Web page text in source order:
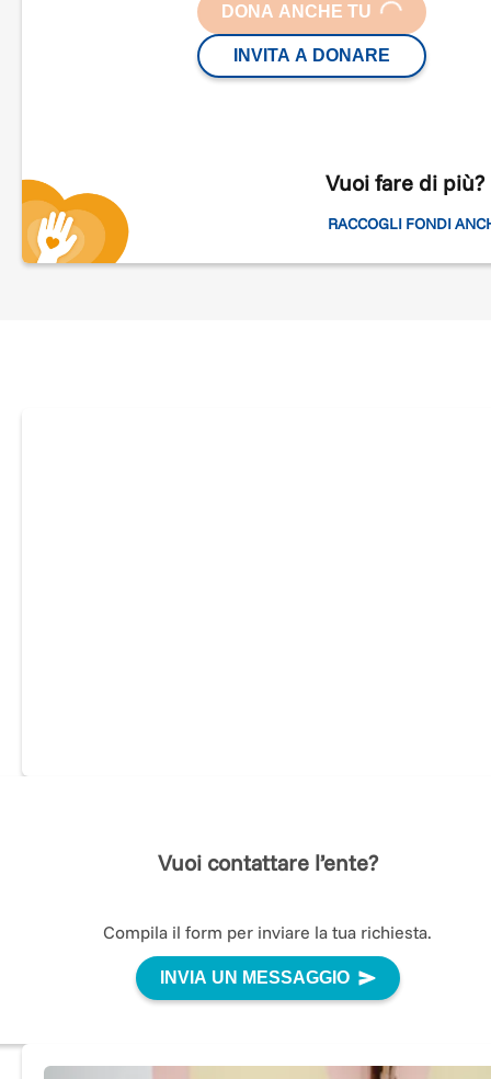
DONA ANCHE TU
LOADING...
INVITA A DONARE
Vuoi fare di più?
RACCOGLI FONDI
Vuoi contattare l’ente?
Compila il form per inviare la tua richiesta.
INVIA UN MESSAGGIO